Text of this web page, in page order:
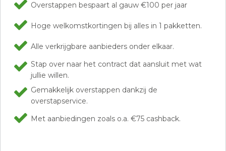
Overstappen bespaart al gauw €100 per jaar
Hoge welkomstkortingen bij alles in 1 pakketten.
Alle verkrijgbare aanbieders onder elkaar.
Stap over naar het contract dat aansluit met wat
jullie willen.
Gemakkelijk overstappen dankzij de
overstapservice.
Met aanbiedingen zoals o.a. €75 cashback.